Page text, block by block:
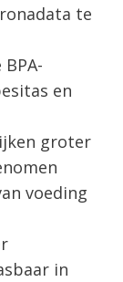
te
en
groter
voeding
in